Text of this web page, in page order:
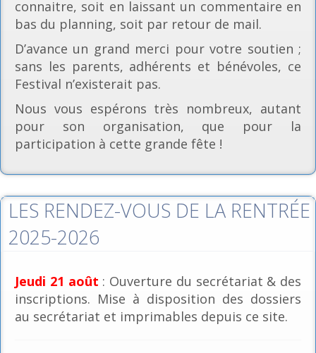
connaitre, soit en laissant un commentaire en
bas du planning, soit par retour de mail.
D’avance un grand merci pour votre soutien ;
sans les parents, adhérents et bénévoles, ce
Festival n’existerait pas.
Nous vous espérons très nombreux, autant
pour son organisation, que pour la
participation à cette grande fête !
LES RENDEZ-VOUS DE LA RENTRÉE
2025-2026
Jeudi 21 août : Ouverture du secrétariat & des
inscriptions. Mise à disposition des dossiers
au secrétariat et imprimables depuis ce site.